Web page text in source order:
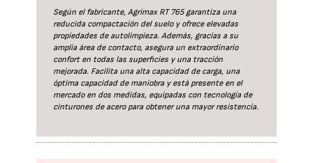
Según el fabricante, Agrimax RT 765 garantiza una
reducida compactación del suelo y ofrece elevadas
propiedades de autolimpieza. Además, gracias a su
amplia área de contacto, asegura un extraordinario
confort en todas las superficies y una tracción
mejorada. Facilita una alta capacidad de carga, una
óptima capacidad de maniobra y está presente en el
mercado en dos medidas, equipadas con tecnología de
cinturones de acero para obtener una mayor resistencia.